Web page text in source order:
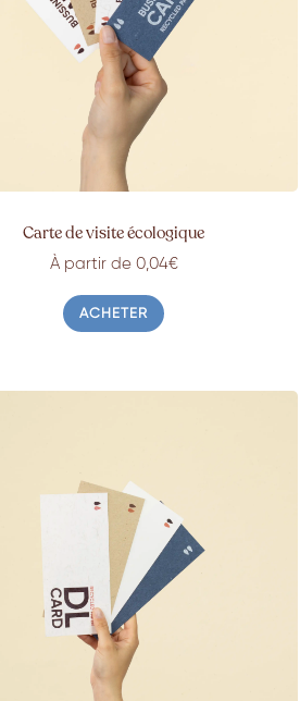
Carte de visite écologique
À partir de 0,04€
ACHETER